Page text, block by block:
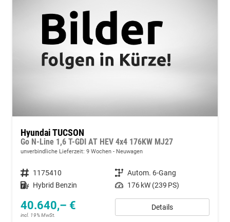
Hyundai TUCSON
Go N-Line 1,6 T-GDI AT HEV 4x4 176KW MJ27
unverbindliche Lieferzeit: 9 Wochen Neuwagen
Fahrzeugnummer 1175410 Getriebe Autom. 6-Gang
Kraftstoff Hybrid Benzin Leistung 176 kW (239 PS)
40.640,– €
incl. 19% MwSt.
Details